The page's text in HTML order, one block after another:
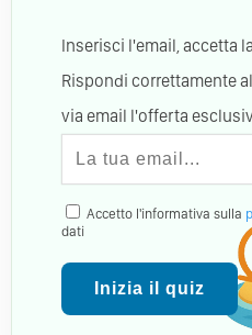
Inserisci l'email, accetta
Rispondi correttamente
via email l'offerta
Accetto l'informativa sulla
dati
Inizia il quiz